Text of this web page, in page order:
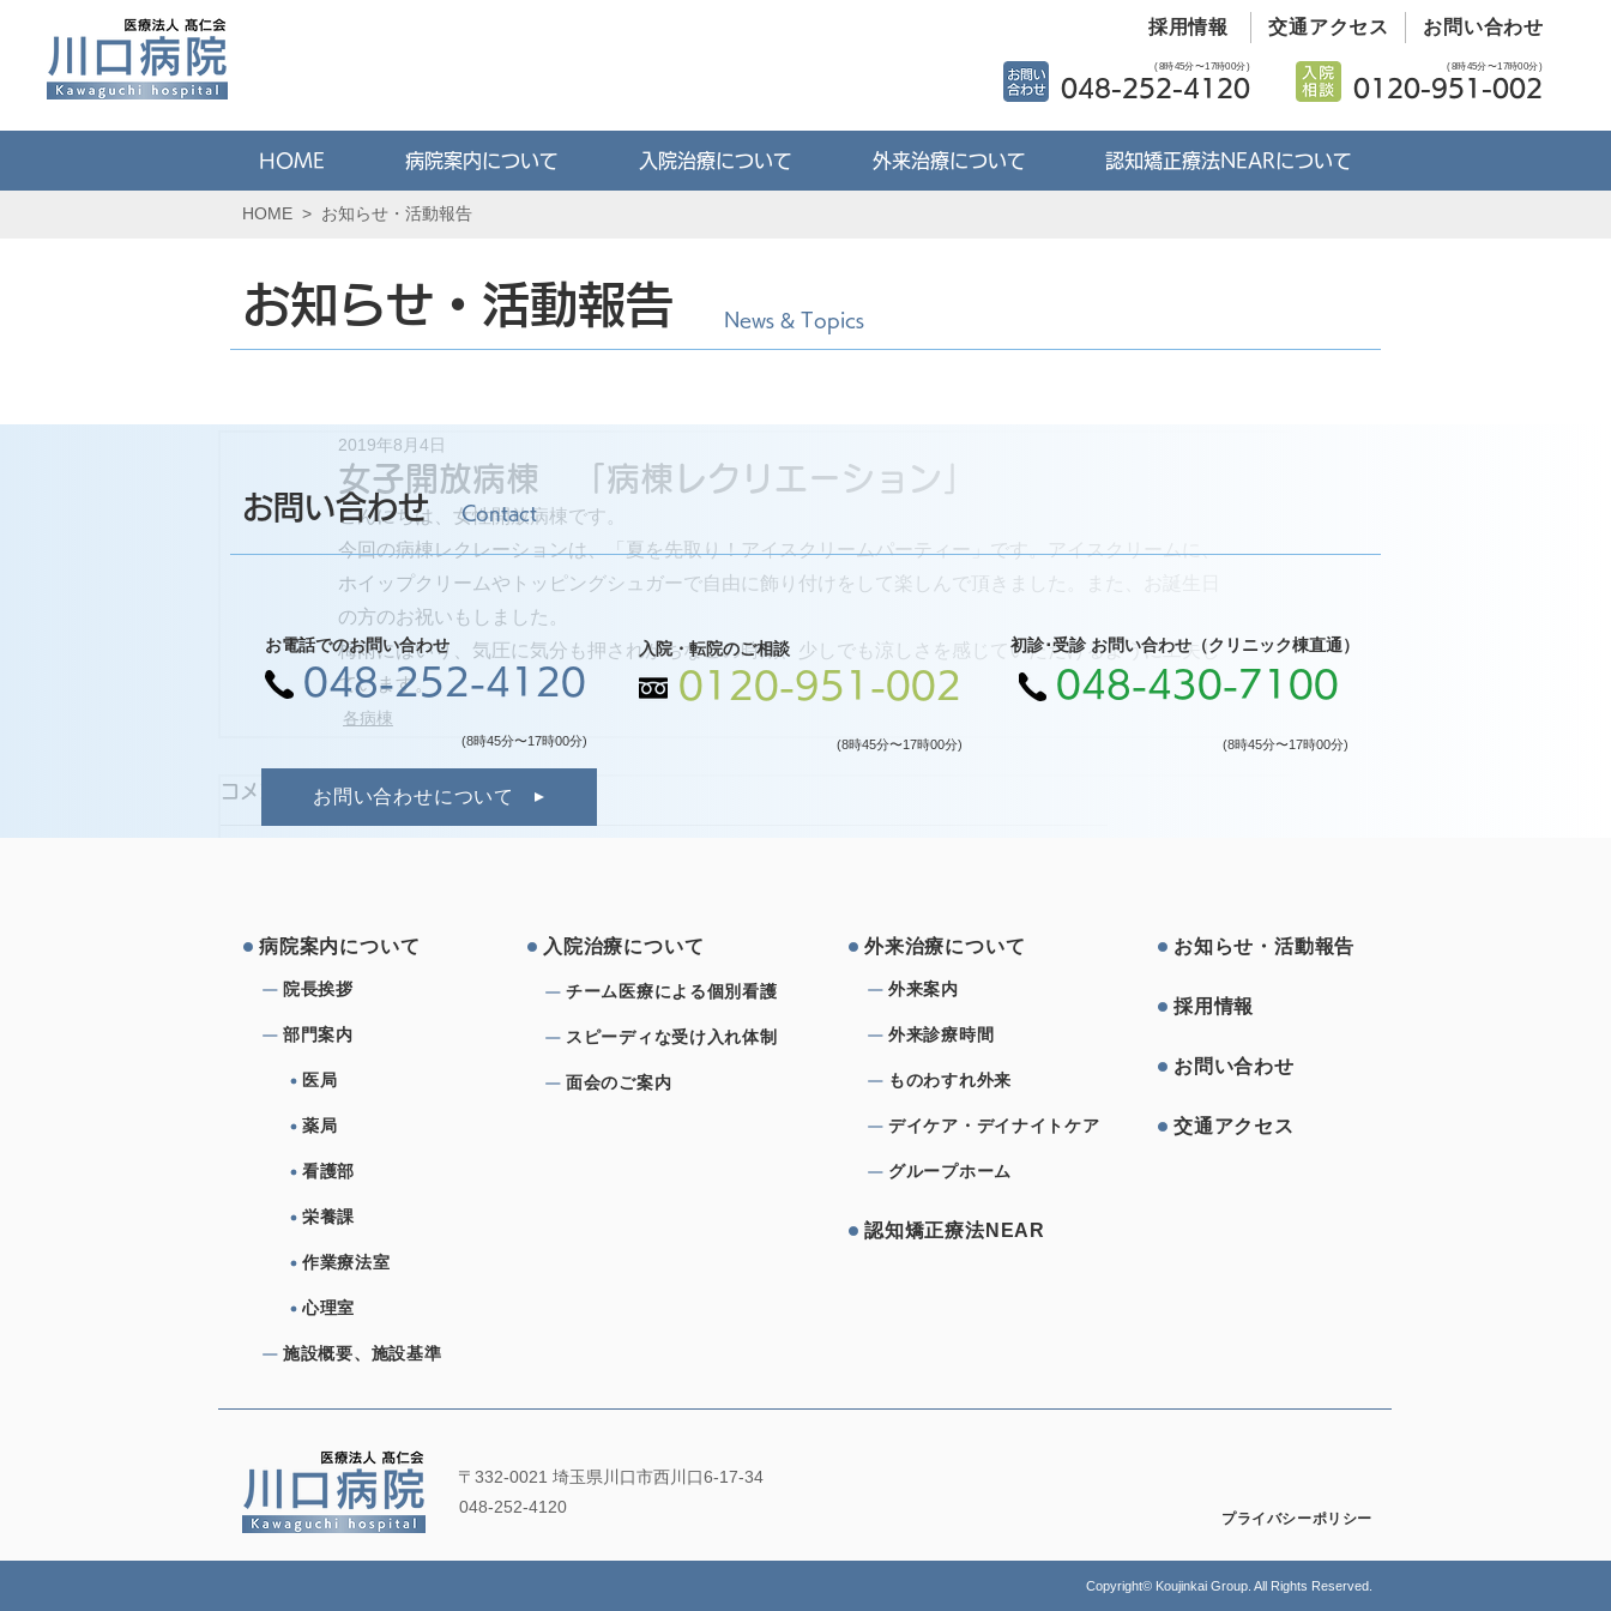
採用情報 交通アクセス お問い合わせ
(8時45分〜17時00分)
048-252-4120
(8時45分〜17時00分)
0120-951-002
HOME 病院案内について 入院治療について 外来治療について 認知矯正療法NEARについて
HOME > お知らせ・活動報告
お知らせ・活動報告 News & Topics
女子開放病棟 「病棟レクリエーション」
2019年8月4日
こんにちは、女性開放病棟です。
今回の病棟レクレーションは、「夏を先取り！アイスクリームパーティー」です。アイスクリームに、
ホイップクリームやトッピングシュガーで自由に飾り付けをして楽しんで頂きました。また、お誕生日
の方のお祝いもしました。
梅雨にはいり、気圧に気分も押されがちなこの時期、少しでも涼しさを感じていただけるように工夫し
ています。
各病棟
コメント
お問い合わせ Contact
お電話でのお問い合わせ
048-252-4120
(8時45分〜17時00分)
入院・転院のご相談
0120-951-002
(8時45分〜17時00分)
初診･受診 お問い合わせ（クリニック棟直通）
048-430-7100
(8時45分〜17時00分)
お問い合わせについて
病院案内について
院⻑挨拶
部⾨案内
医局
⼊院治療について
チーム医療による個別看護
スピーディな受け⼊れ体制
⾯会のご案内
薬局
看護部
外来治療について
外来案内
外来診療時間
ものわすれ外来
デイケア・デイナイトケア
お知らせ・活動報告
採⽤情報
お問い合わせ
交通アクセス
グループホーム
栄養課
作業療法室
心理室
施設概要、施設基準
〒332-0021 埼玉県川口市西川口6-17-34
048-252-4120
プライバシーポリシー
認知矯正療法NEAR
Copyright© Koujinkai Group. All Rights Reserved.